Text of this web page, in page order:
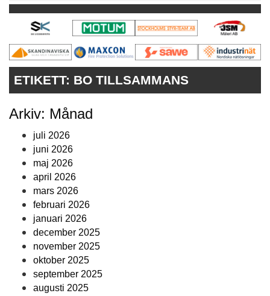
PRENUMERERA
VÅRA ANDRA MAGASIN
ANNONSERA
KONTAKT
ETIKETT: BO TILLSAMMANS
Arkiv: Månad
juli 2026
juni 2026
maj 2026
april 2026
mars 2026
februari 2026
januari 2026
december 2025
november 2025
oktober 2025
september 2025
augusti 2025